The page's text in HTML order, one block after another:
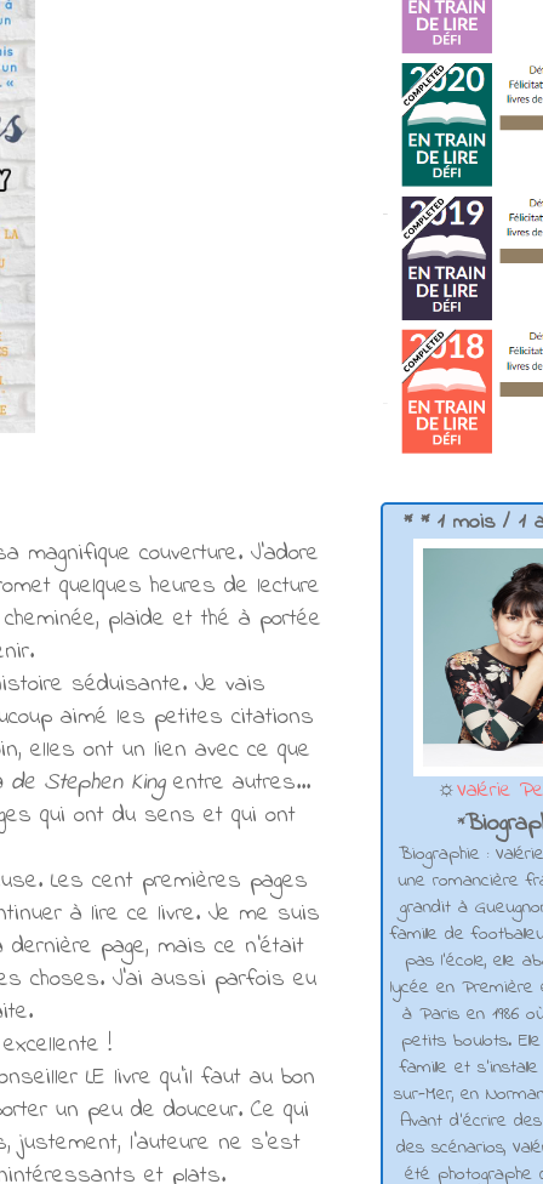
magnifique couverture. J'adore
quelques heures de lecture
plaide et thé à portée
séduisante. Je vais
aimé les petites citations
elles ont un lien avec ce que
de Stephen Kingentre autres...
qui ont du sens et qui ont
Les cent premières pages
à lire ce livre. Je me suis
dernière page, mais ce n'était
choses. J'ai aussi parfois eu
!
LE livre qu'il faut au bon
un peu de douceur. Ce qui
justement, l'auteure ne s'est
et plats.
* * 1 mois / 1
☼Valérie
*
Biographie :
une romancière
grandit à
famille de
pas l'école, elle
lycée en
à Paris en 1986
petits boulots.
famille et
sur-Mer, en
Avant d’écrire
des scénarios,
été photographe